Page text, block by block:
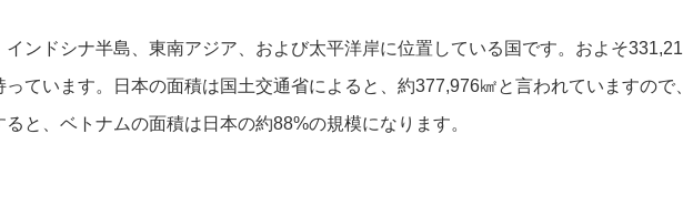
インドシナ半島、東南アジア、および太平洋岸に位置している国です。およそ
っています。日本の面積は国土交通省によると、約377,976㎢と言われていますので
ると、ベトナムの面積は日本の約88%の規模になります。